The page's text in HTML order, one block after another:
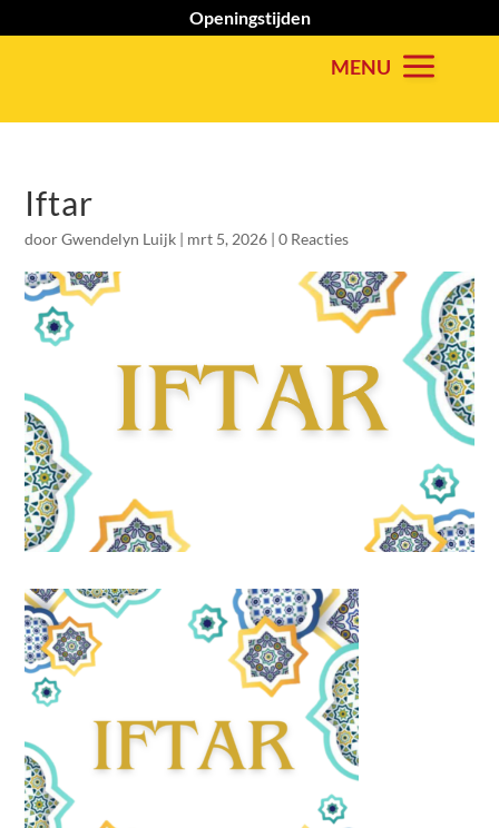
Openingstijden
Iftar
doorGwendelyn Luijk | mrt 5, 2026 |0 Reacties